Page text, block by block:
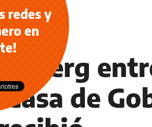
de
redes y
en